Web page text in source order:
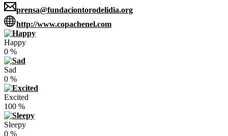
prensa@fundaciontorodelidia.org
http://www.copachenel.com
Happy
0 %
Sad
0 %
Excited
100 %
Sleepy
0 %